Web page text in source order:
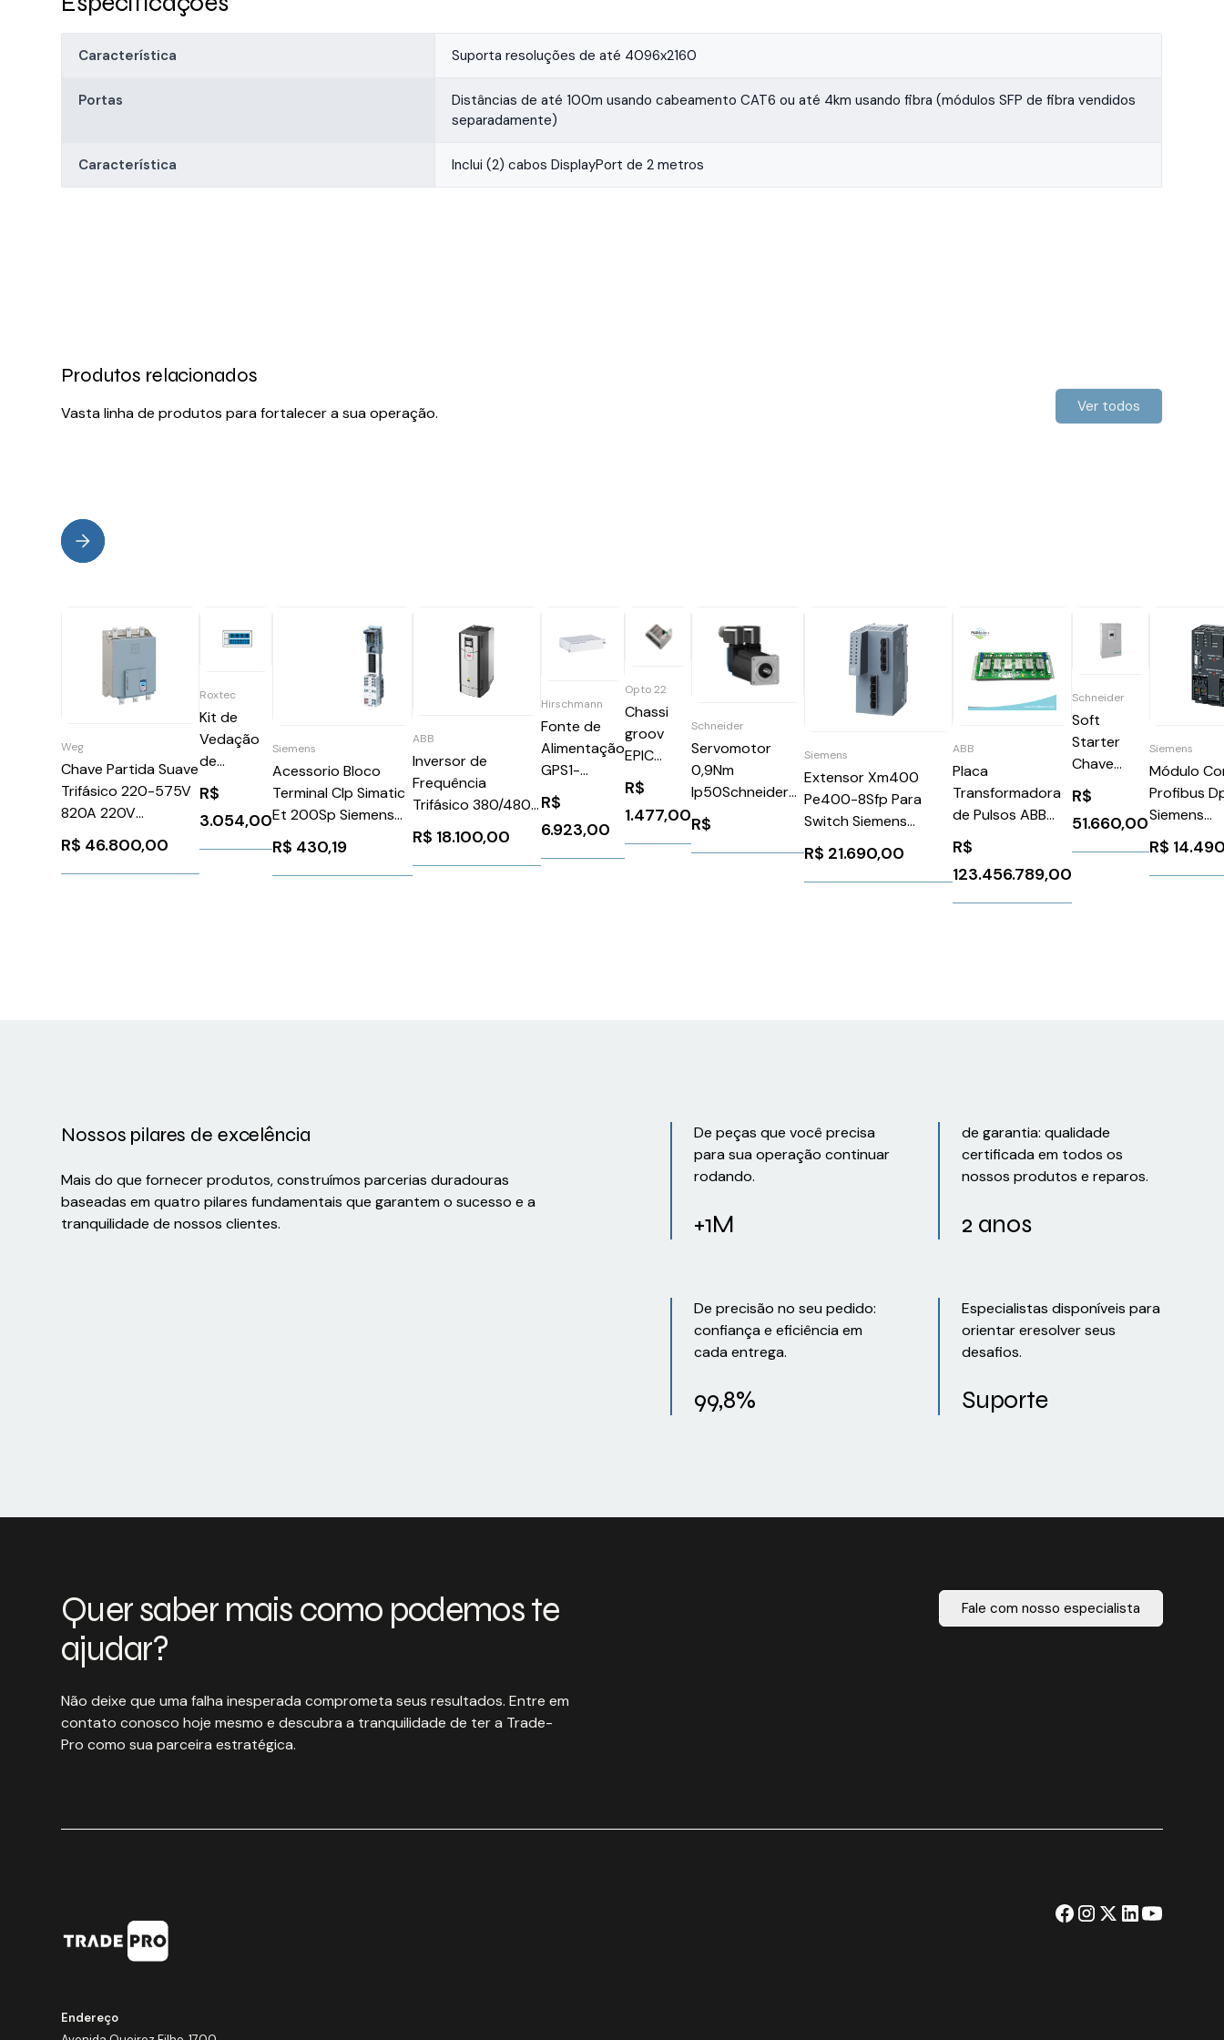
Característica Suporta resoluções de até 4096x2160
Portas
Distâncias de até 100m usando cabeamento CAT6 ou até 4km usando fibra (módulos SFP de fibra vendidos
separadamente)
Característica Inclui (2) cabos DisplayPort de 2 metros
Produtos relacionados
Vasta linha de produtos para fortalecer a sua operação. Ver todos
Weg
Chave Partida Suave
Trifásico 220-575V
820A 220V
SSW900F0820T5E4
WEG Weg 1126338
R$ 46.800,00
Roxtec
Kit de
Vedação
de
Entrada
de Cabo
CF 32/20
R$
3.054,00
Siemens
Acessorio Bloco
Terminal Clp Simatic
Et 200Sp Siemens
6ES71936BP200DC0
R$ 430,19
ABB
Inversor de
Frequência
Trifásico 380/480V
40A 30CV
ACS88001040A5
ABB
R$ 18.100,00
Hirschmann
Fonte de
Alimentação
GPS1-
CSV9HH
R$
6.923,00
Opto 22
Chassi
groov
EPIC
groov
EPIC
Chassis
Series
R$
1.477,00
Schneider
Servomotor
0,9Nm
Ip50Schneider
BSH0552P01A2A
R$
Siemens
Extensor Xm400
Pe400-8Sfp Para
Switch Siemens
6GK54008AS008AP2
R$ 21.690,00
ABB
Placa
Transformadora
de Pulsos ABB
SDCS-PIN-48
R$
123.456.789,00
Schneider
Soft
Starter
Chave
Partida
Suave
Trifásica
Motores
R$
51.660,00
Siemens
Módulo
Profibus
Siemens
R$
Nossos pilares de excelência
Mais do que fornecer produtos, construímos parcerias duradouras
baseadas em quatro pilares fundamentais que garantem o sucesso e a
tranquilidade de nossos clientes.
De peças que você precisa
para sua operação continuar
rodando.
+1M
de garantia: qualidade
certificada em todos os
nossos produtos e reparos.
2 anos
De precisão no seu pedido:
confiança e eficiência em
cada entrega.
99,8%
Especialistas disponíveis para
orientar eresolver seus
desafios.
Suporte
Quer saber mais como podemos te
ajudar?
Não deixe que uma falha inesperada comprometa seus resultados. Entre em
contato conosco hoje mesmo e descubra a tranquilidade de ter a Trade-
Pro como sua parceira estratégica.
Fale com nosso especialista
Endereço